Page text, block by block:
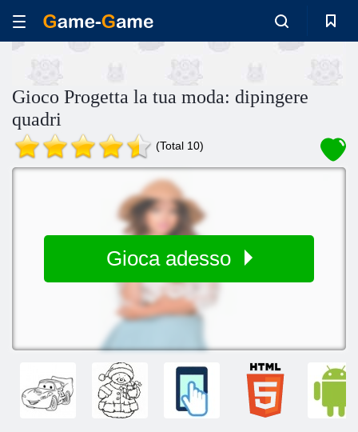
Gioco Progetta la tua moda: dipingere
quadri
(Total 10)
Gioca adesso